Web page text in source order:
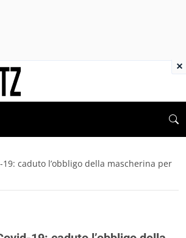
caduto l’obbligo della mascherina per
×